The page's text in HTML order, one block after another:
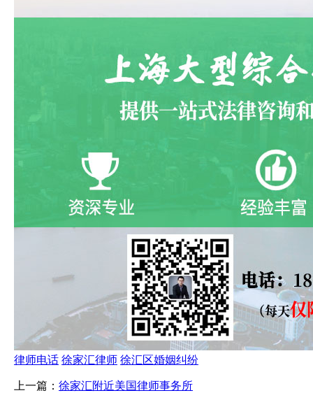
律师电话 徐家汇律师 徐汇区婚姻纠纷
上一篇： 徐家汇附近美国律师事务所